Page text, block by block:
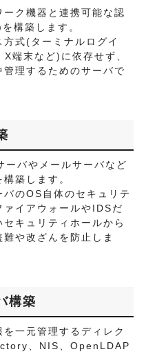
ク機器と連携可能な認
構築します。
式(ターミナルログイ
端末など)に依存せず、
理するためのサーバで
ーバやメールサーバなど
築します。
のOS自体のセキュリテ
ァイアウォールやIDSだ
キュリティホールから
や改ざんを防止しま
構築
一元管理するディレク
、NIS、OpenLDAP